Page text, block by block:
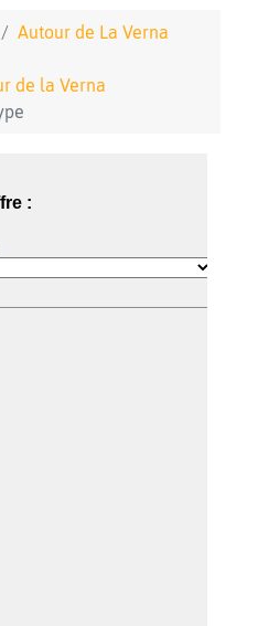
Autour de La Verna
de la Verna